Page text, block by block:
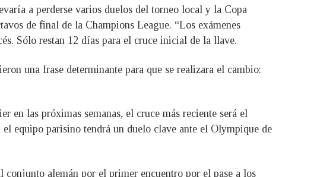
a perderse varios duelos del torneo local y la Copa
de final de la Champions League. “Los exámenes
Sólo restan 12 días para el cruce inicial de la llave.
una frase determinante para que se realizara el cambio:
en las próximas semanas, el cruce más reciente será el
equipo parisino tendrá un duelo clave ante el Olympique de
alemán por el primer encuentro por el pase a los